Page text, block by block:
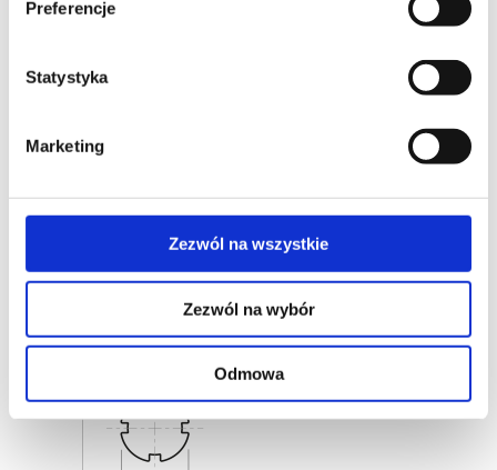
Preferencje
Statystyka
Marketing
Zezwól na wszystkie
Zezwól na wybór
Odmowa
PRO.023